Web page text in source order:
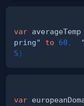
var averageTemp
pring"
to 60 ,
5)
var